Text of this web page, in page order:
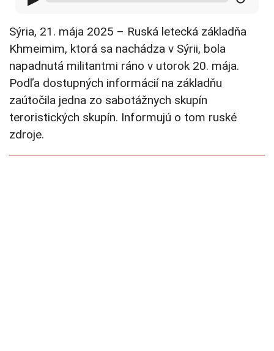
Sýria, 21. mája 2025 – Ruská letecká základňa
Khmeimim, ktorá sa nachádza v Sýrii, bola
napadnutá militantmi ráno v utorok 20. mája.
Podľa dostupných informácií na základňu
zaútočila jedna zo sabotážnych skupín
teroristických skupín. Informujú o tom ruské
zdroje.